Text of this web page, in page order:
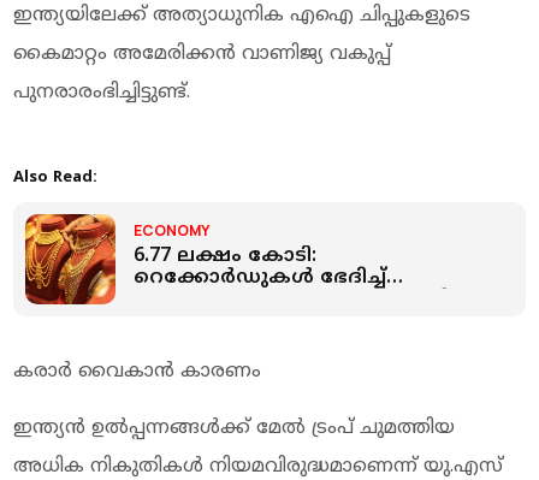
ഇന്ത്യയിലേക്ക് അത്യാധുനിക എഐ ചിപ്പുകളുടെ
കൈമാറ്റം അമേരിക്കൻ വാണിജ്യ വകുപ്പ്
പുനരാരംഭിച്ചിട്ടുണ്ട്.
Also Read:
ECONOMY
6.77 ലക്ഷം കോടി:
റെക്കോർഡുകൾ ഭേദിച്ച്
കരാർ വൈകാൻ കാരണം
ഇന്ത്യൻ ഉൽപ്പന്നങ്ങൾക്ക് മേൽ ട്രംപ് ചുമത്തിയ
അധിക നികുതികൾ നിയമവിരുദ്ധമാണെന്ന് യു.എസ്